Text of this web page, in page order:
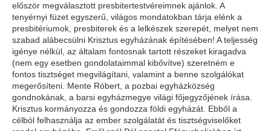
először megválasztott presbitertestvéreimnek ajánlok. A
tenyérnyi füzet egyszerű, világos mondatokban tárja elénk a
presbitériumok, presbiterek és a lelkészek szerepét, melyet nem
szabad alábecsülni Krisztus egyházának építésében! A teljesség
igénye nélkül, az általam fontosnak tartott részeket kiragadva
(nem egy esetben gondolataimmal kibővítve) szeretném e
fontos tisztséget megvilágítani, valamint a benne szolgálókat
megerősíteni. Mente Róbert, a pozbai egyházközség
gondnokának, a barsi egyházmegye világi főjegyzőjének írása.
Krisztus kormányozza és gondozza földi egyházát. Ebből a
célból felhasználja az ember szolgálatát és tisztségviselőket